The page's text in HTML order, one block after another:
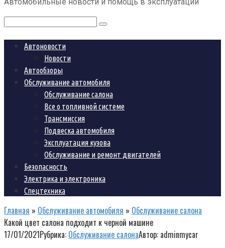
Поиск:
Автоновости
Новости
Автообзоры
Обслуживание автомобиля
Обслуживание салона
Все о топливной системе
Трансмиссия
Подвеска автомобиля
Эксплуатация кузова
Обслуживание и ремонт двигателей
Безопасность
Электрика и электроника
Спецтехника
Главная » Обслуживание автомобиля » Обслуживание салона
Какой цвет салона подходит к черной машине
17/01/2021Рубрика: Обслуживание салонаАвтор: adminmycar